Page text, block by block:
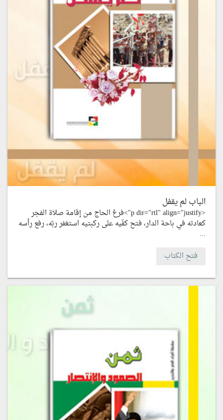
الباب لم يقفل
<p dir="rtl" align="justify">فرغ الحاج من إقامة صلاة الفجر
كعادته في باحة الدار، فتح كفّيه على ركبتيه استغفر ربّه، رفع رأسه
...
فتح الكتاب